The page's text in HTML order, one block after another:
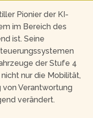
Pionier der KI-
im Bereich des
ist. Seine
der Stufe 4
nur die Mobilität,
von Verantwortung
verändert.